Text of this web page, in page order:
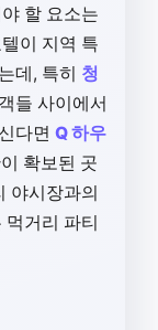
할 요소는
이 지역 특
데, 특히 청
들 사이에서
다면 Q 하우
확보된 곳
야시장과의
먹거리 파티